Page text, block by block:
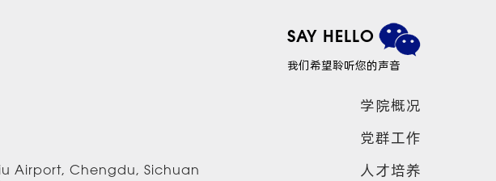
Airport, Chengdu, Sichuan
SAY HELLO
我们希望聆听您的声音
学院概况
党群工作
人才培养